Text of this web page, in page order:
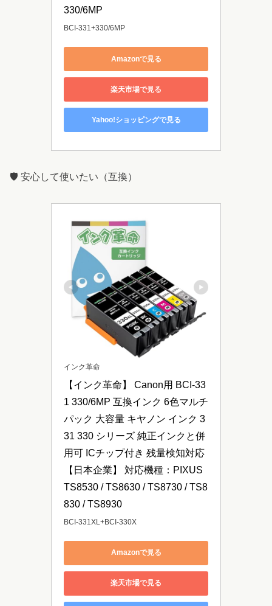
330/6MP
BCI-331+330/6MP
Amazonで見る
楽天市場で見る
Yahoo!ショッピングで見る
🛡️ 安心して使いたい（互換）
インク革命
【インク革命】 Canon用 BCI-33
1 330/6MP 互換インク 6色マルチ
パック 大容量 キヤノン インク 3
31 330 シリーズ 純正インクと併
用可 ICチップ付き 残量検知対応
【日本企業】 対応機種：PIXUS
TS8530 / TS8630 / TS8730 / TS8
830 / TS8930
BCI-331XL+BCI-330X
Amazonで見る
楽天市場で見る